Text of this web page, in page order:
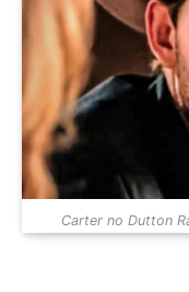
Carter no Dutton